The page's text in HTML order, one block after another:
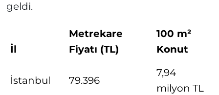
geldi.
İl
Metrekare
Fiyatı (TL)
100 m²
Konut
İstanbul 79.396
7,94
milyon TL